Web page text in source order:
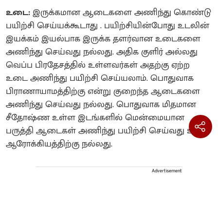
உடை:இருக்கமான ஆடைகளை அணிந்து கொண்டு
பயிற்சி செய்யக்கூடாது . பயிற்சியின்போது உடலின்
இயக்கம் இயல்பாக இருக்க தளர்வான உடைகளை
அணிந்து செய்வது நல்லது. அதிக குளிர் அல்லது
வெப்ப பிரதேசத்தில் உள்ளவர்கள் அதற்கு ஏற்ற
உடை அணிந்து பயிற்சி செய்யலாம். பொதுவாக
பிராணாயாமத்திற்கு என்று குறைந்த ஆடைகளை
அணிந்து செய்வது நல்லது. பொதுவாக மிதமான
சீதோஷ்ண உள்ள இடங்களில் மென்மையான
பருத்தி ஆடைகள் அணிந்து பயிற்சி செய்வது உடல்
ஆரோக்கியத்திற்கு நல்லது.
Advertisement